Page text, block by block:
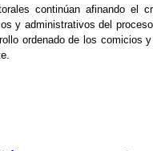
continúan afinando el
y administrativos del
ordenado de los comicios